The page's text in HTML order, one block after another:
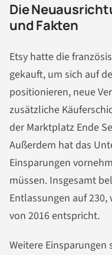
Die
und Fakten
Etsy hatte die
gekauft, um sich auf
positionieren, neue
zusätzliche
der Marktplatz Ende
Außerdem hat das
Einsparungen
müssen. Insgesamt
Entlassungen auf
von 2016 entspricht.
Weitere